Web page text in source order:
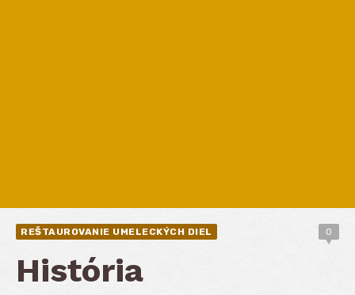
REŠTAUROVANIE UMELECKÝCH DIEL 0
História